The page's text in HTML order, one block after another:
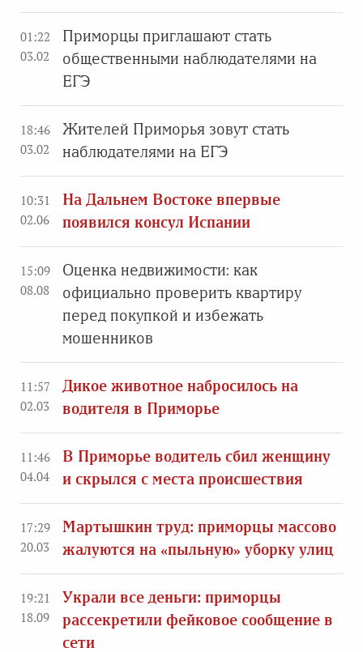
01:22
03.02
Приморцы приглашают стать
общественными наблюдателями на
ЕГЭ
18:46
03.02
Жителей Приморья зовут стать
наблюдателями на ЕГЭ
10:31
02.06
На Дальнем Востоке впервые
появился консул Испании
15:09
08.08
Оценка недвижимости: как
официально проверить квартиру
перед покупкой и избежать
мошенников
11:57
02.03
Дикое животное набросилось на
водителя в Приморье
11:46
04.04
В Приморье водитель сбил женщину
и скрылся с места происшествия
17:29
20.03
Мартышкин труд: приморцы массово
жалуются на «пыльную» уборку улиц
19:21
18.09
Украли все деньги: приморцы
рассекретили фейковое сообщение в
сети